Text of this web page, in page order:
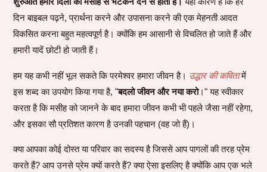
दिन बाइबल पढ़ने, प्रार्थना करने और उपासना करने की एक मेहनती आदत
विकसित करना बहुत महत्वपूर्ण है। क्योंकि हम आसानी से विचलित हो जाते हैं और
हमारी यादें छोटी हो जाती हैं।
हम यह कभी नहीं भूल सकते कि परमेश्वर हमारा जीवन है। उद्धार की कवितामें
इस शब्द का उपयोग किया गया है, "बदलो जीवन और नया करो।" यह स्वीकार
करता है कि मसीह को जानने के बाद हमारा जीवन कभी भी पहले जैसा नहीं रहेगा,
और इसका सौ प्रतिशत कारण है उनकी पहचान (वह जो हैं)।
क्या आपका कोई दोस्त या परिवार का सदस्य है जिससे आप पागलों की तरह प्रेम
करते हैं? आप उनसे प्रेम क्यों करते हैं? क्या ऐसा इसलिए है क्योंकि आप एक भले